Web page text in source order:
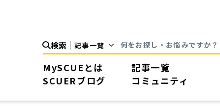
検索
MySCUEとは 記事一覧
SCUERブログ
コミュニティ